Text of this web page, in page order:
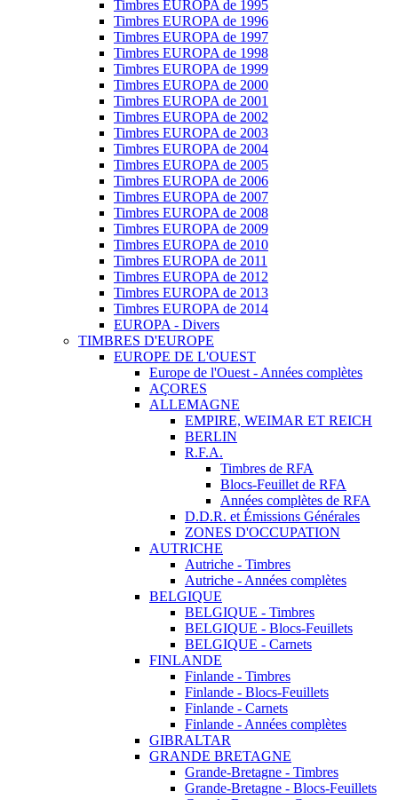
Timbres EUROPA de 1995
Timbres EUROPA de 1996
Timbres EUROPA de 1997
Timbres EUROPA de 1998
Timbres EUROPA de 1999
Timbres EUROPA de 2000
Timbres EUROPA de 2001
Timbres EUROPA de 2002
Timbres EUROPA de 2003
Timbres EUROPA de 2004
Timbres EUROPA de 2005
Timbres EUROPA de 2006
Timbres EUROPA de 2007
Timbres EUROPA de 2008
Timbres EUROPA de 2009
Timbres EUROPA de 2010
Timbres EUROPA de 2011
Timbres EUROPA de 2012
Timbres EUROPA de 2013
Timbres EUROPA de 2014
EUROPA - Divers
TIMBRES D'EUROPE
EUROPE DE L'OUEST
Europe de l'Ouest - Années complètes
AÇORES
ALLEMAGNE
EMPIRE, WEIMAR ET REICH
BERLIN
R.F.A.
Timbres de RFA
Blocs-Feuillet de RFA
Années complètes de RFA
D.D.R. et Émissions Générales
ZONES D'OCCUPATION
AUTRICHE
Autriche - Timbres
Autriche - Années complètes
BELGIQUE
BELGIQUE - Timbres
BELGIQUE - Blocs-Feuillets
BELGIQUE - Carnets
FINLANDE
Finlande - Timbres
Finlande - Blocs-Feuillets
Finlande - Carnets
Finlande - Années complètes
GIBRALTAR
GRANDE BRETAGNE
Grande-Bretagne - Timbres
Grande-Bretagne - Blocs-Feuillets